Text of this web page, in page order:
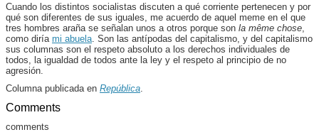
Cuando los distintos socialistas discuten a qué corriente pertenecen y por
qué son diferentes de sus iguales, me acuerdo de aquel meme en el que
tres hombres araña se señalan unos a otros porque son la même chose
como diría mi abuela . Son las antípodas del capitalismo, y del capitalismo
sus columnas son el respeto absoluto a los derechos individuales de
todos, la igualdad de todos ante la ley y el respeto al principio de no
agresión.
Columna publicada en República
Comments
comments